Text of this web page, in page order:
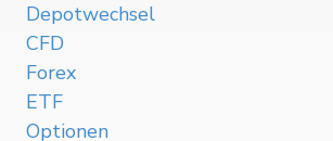
Depotwechsel
CFD
Forex
ETF
Optionen